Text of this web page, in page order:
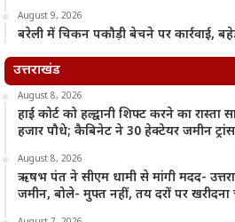
August 9, 2026
बरेली में चिकन पकौड़ी बेचने पर कार्रवाई,
उत्तराखंड
August 8, 2026
हाई कोर्ट को हल्द्वानी शिफ्ट करने का
हजार पौधे; कैबिनेट ने 30 हेक्टेयर जमीन
August 8, 2026
ऋषभ पंत ने सीएम धामी से मांगी मदद-
जमीन, बोले- मुफ्त नहीं, तय दरों पर खरीदना